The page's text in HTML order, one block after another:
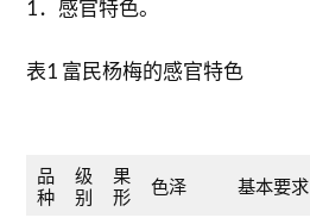
1．感官特色。
表1 富民杨梅的感官特色
品
种
级
别
果
形
色泽 基本要求